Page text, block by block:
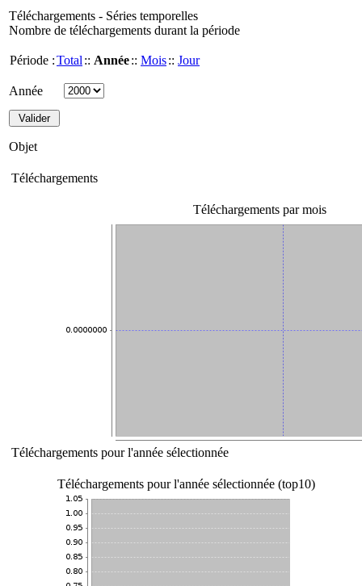
Téléchargements - Séries temporelles
Nombre de téléchargements durant la période
Période :Total :: Année:: Mois:: Jour
Année
Objet
Téléchargements
Téléchargements par mois
Téléchargements pour l'année sélectionnée
Téléchargements pour l'année sélectionnée (top10)